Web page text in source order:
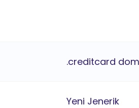
.creditcard
Yeni Jenerik